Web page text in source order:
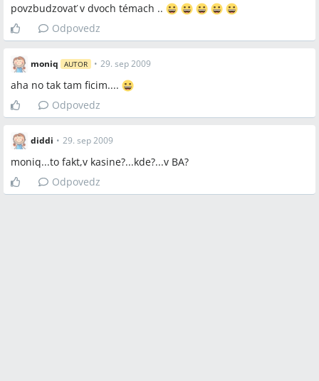
povzbudzovať v dvoch témach ..
Odpovedz
moniq AUTOR • 29. sep 2009
aha no tak tam ficim....
Odpovedz
diddi • 29. sep 2009
moniq...to fakt,v kasine?...kde?...v BA?
Odpovedz